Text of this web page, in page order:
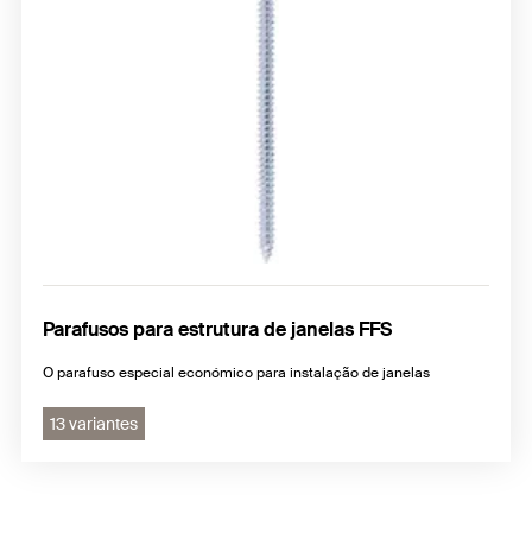
Parafusos para estrutura de janelas FFS
O parafuso especial económico para instalação de janelas
13 variantes